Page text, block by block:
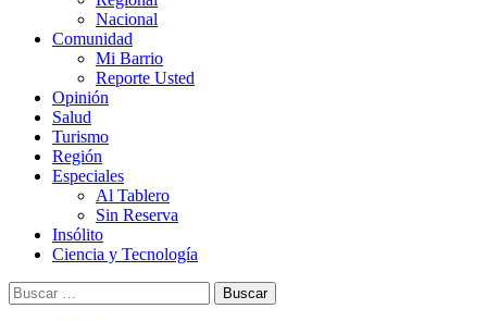
Nacional
Comunidad
Mi Barrio
Reporte Usted
Opinión
Salud
Turismo
Región
Especiales
Al Tablero
Sin Reserva
Insólito
Ciencia y Tecnología
Buscar: